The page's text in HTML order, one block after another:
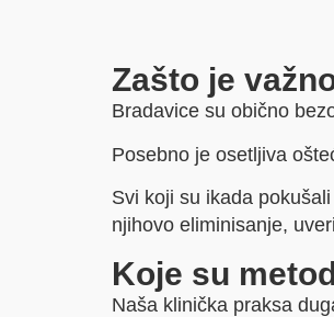
Zašto je
Bradavice su obično
Posebno je osetljiva
Svi koji su ikada
njihovo eliminisanje,
Koje su
Naša klinička praksa